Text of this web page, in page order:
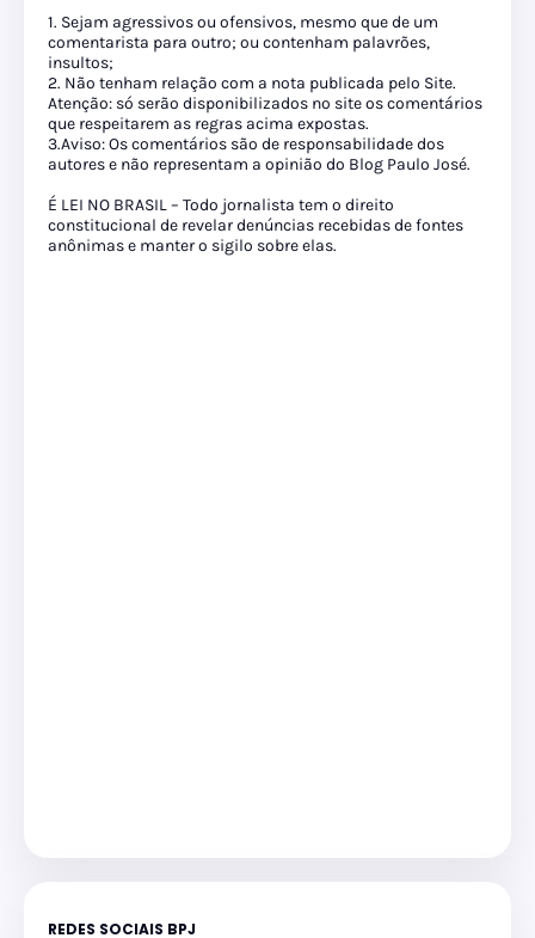
1. Sejam agressivos ou ofensivos, mesmo que de um
comentarista para outro; ou contenham palavrões,
insultos;
2. Não tenham relação com a nota publicada pelo Site.
Atenção: só serão disponibilizados no site os comentários
que respeitarem as regras acima expostas.
3.Aviso: Os comentários são de responsabilidade dos
autores e não representam a opinião do Blog Paulo José.
É LEI NO BRASIL – Todo jornalista tem o direito
constitucional de revelar denúncias recebidas de fontes
anônimas e manter o sigilo sobre elas.
REDES SOCIAIS BPJ